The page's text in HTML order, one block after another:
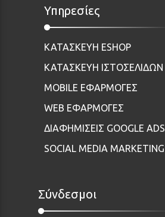
Υπηρεσίες
ΚΑΤΑΣΚΕΥΗ ESHOP
ΚΑΤΑΣΚΕΥΗ ΙΣΤΟΣΕΛΙΔΩΝ
MOBILE ΕΦΑΡΜΟΓΕΣ
WEB ΕΦΑΡΜΟΓΕΣ
ΔΙΑΦΗΜΙΣΕΙΣ GOOGLE ADS
SOCIAL MEDIA MARKETING
Σύνδεσμοι